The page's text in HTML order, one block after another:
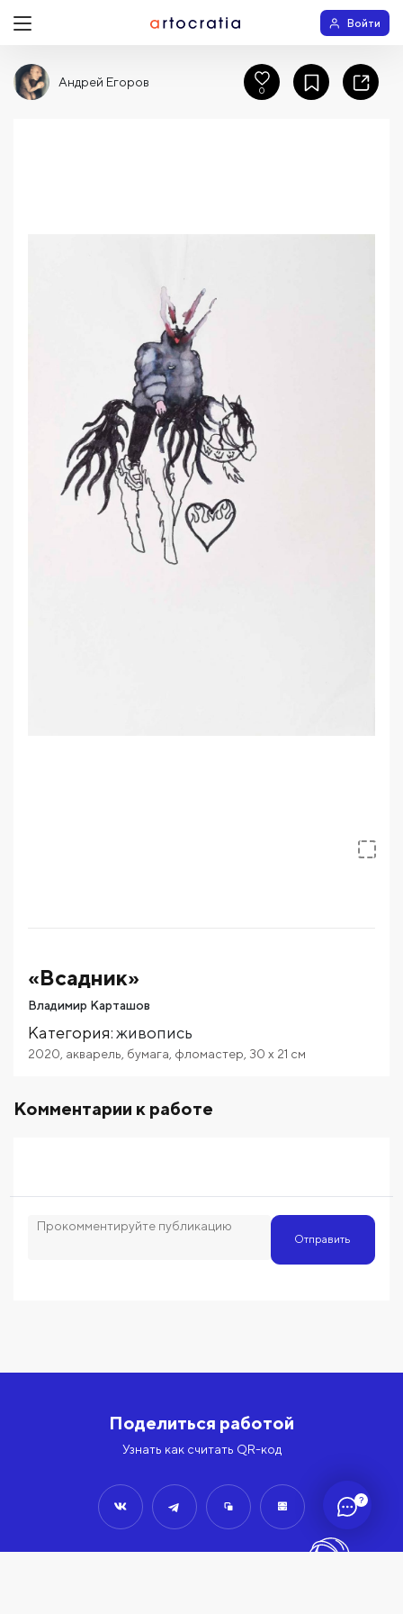
?
Войти
«Всадник»
Владимир Карташов
Категория:живопись
2020 акварель бумага фломастер 30 x 21 см
Комментарии к работе
Отправить
Андрей Егоров
0
Поделиться работой
Узнать как считать QR-код